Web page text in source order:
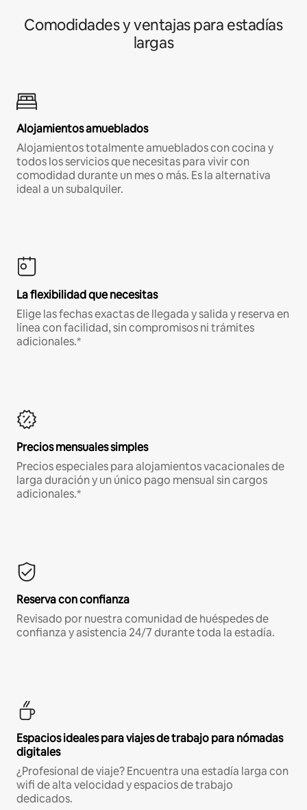
Comodidades y ventajas para estadías
largas
Alojamientos amueblados
Alojamientos totalmente amueblados con cocina y
todos los servicios que necesitas para vivir con
comodidad durante un mes o más. Es la alternativa
ideal a un subalquiler.
La flexibilidad que necesitas
Elige las fechas exactas de llegada y salida y reserva en
línea con facilidad, sin compromisos ni trámites
adicionales.*
Precios mensuales simples
Precios especiales para alojamientos vacacionales de
larga duración y un único pago mensual sin cargos
adicionales.*
Reserva con confianza
Revisado por nuestra comunidad de huéspedes de
confianza y asistencia 24/7 durante toda la estadía.
Espacios ideales para viajes de trabajo para nómadas
digitales
¿Profesional de viaje? Encuentra una estadía larga con
wifi de alta velocidad y espacios de trabajo
dedicados.